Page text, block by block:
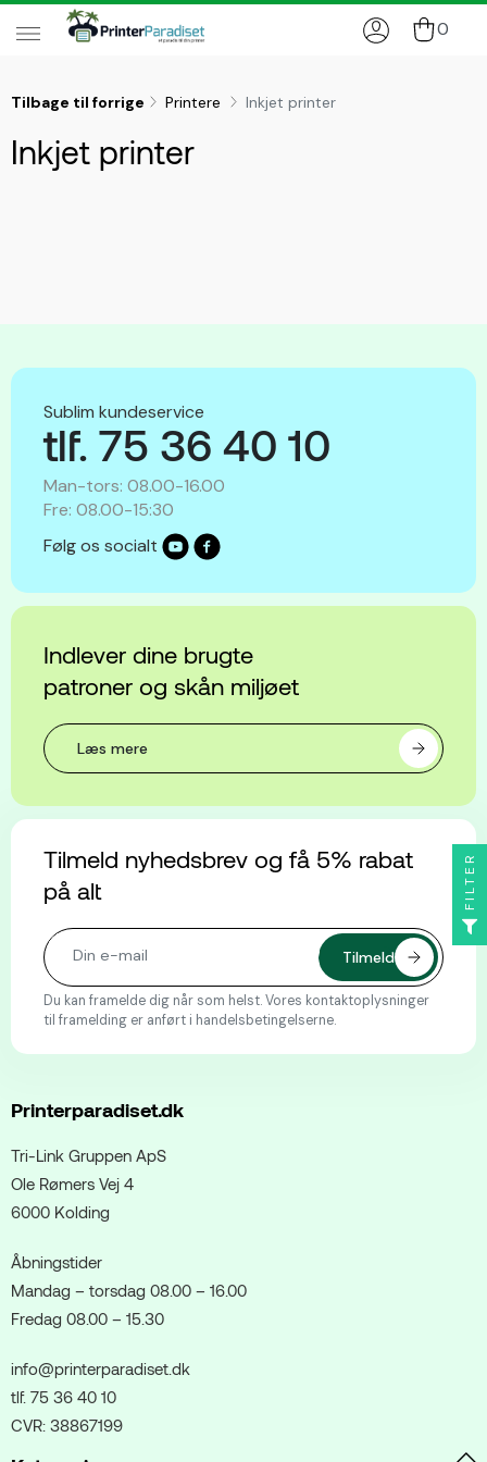
0
Tilbage til forrige Printere Inkjet printer
Inkjet printer
Sublim kundeservice
tlf. 75 36 40 10
Man-tors: 08.00-16.00
Fre: 08.00-15:30
Følg os socialt
Indlever dine brugte
patroner og skån miljøet
Læs mere
Tilmeld nyhedsbrev og få 5% rabat
på alt
Du kan framelde dig når som helst. Vores kontaktoplysninger
til framelding er anført i handelsbetingelserne.
Printerparadiset.dk
Tri-Link Gruppen ApS
Ole Rømers Vej 4
6000 Kolding
Åbningstider
Mandag – torsdag 08.00 – 16.00
Fredag 08.00 – 15.30
info@printerparadiset.dk
tlf. 75 36 40 10
CVR: 38867199
FILTER